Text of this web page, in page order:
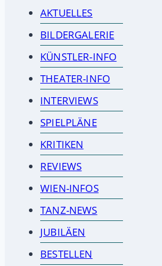
AKTUELLES
BILDERGALERIE
KÜNSTLER-INFO
THEATER-INFO
INTERVIEWS
SPIELPLÄNE
KRITIKEN
REVIEWS
WIEN-INFOS
TANZ-NEWS
JUBILÄEN
BESTELLEN